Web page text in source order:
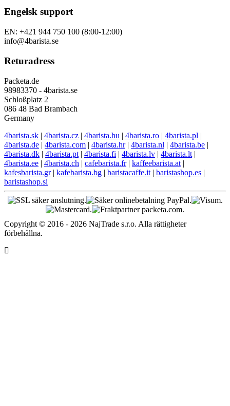
Engelsk support
EN: +421 944 750 100 (8:00-12:00)
info@4barista.se
Returadress
Packeta.de
98983370 - 4barista.se
Schloßplatz 2
086 48 Bad Brambach
Germany
4barista.sk | 4barista.cz | 4barista.hu | 4barista.ro | 4barista.pl |
4barista.de | 4barista.com | 4barista.hr| 4barista.nl | 4barista.be |
4barista.dk | 4barista.pt | 4barista.fi | 4barista.lv | 4barista.lt |
4barista.ee | 4barista.ch | cafebarista.fr| kaffeebarista.at |
kafesbarista.gr| kafebarista.bg | baristacaffe.it | baristashop.es |
baristashop.si
Copyright © 2016 - 2026 NajTrade s.r.o. Alla rättigheter
förbehållna.